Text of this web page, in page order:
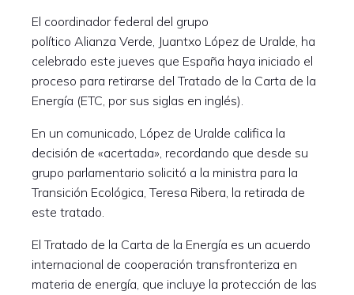
El coordinador federal del grupo
político Alianza Verde, Juantxo López de Uralde, ha
celebrado este jueves que España haya iniciado el
proceso para retirarse del Tratado de la Carta de la
Energía (ETC, por sus siglas en inglés).
En un comunicado, López de Uralde califica la
decisión de «acertada», recordando que desde su
grupo parlamentario solicitó a la ministra para la
Transición Ecológica, Teresa Ribera, la retirada de
este tratado.
El Tratado de la Carta de la Energía es un acuerdo
internacional de cooperación transfronteriza en
materia de energía, que incluye la protección de las